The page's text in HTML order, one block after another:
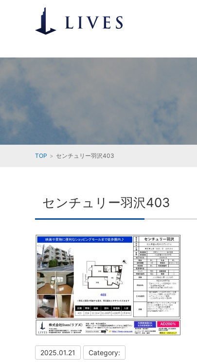
TOP センチュリー羽沢403
センチュリー羽沢403
2025.01.21 Category: